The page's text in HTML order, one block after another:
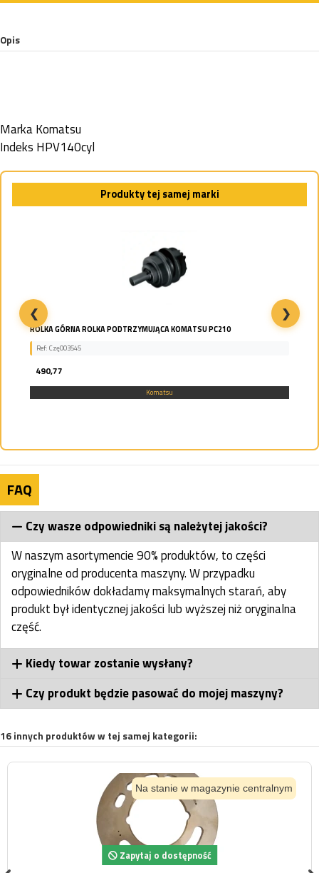
Opis
MarkaKomatsu
Indeks HPV140cyl
Produkty tej samej marki
ROLKA GÓRNA ROLKA PODTRZYMUJĄCA KOMATSU PC210
Ref: Czę003545
490,77
Komatsu
❮ ❯
FAQ
Czy wasze odpowiedniki są należytej jakości?
W naszym asortymencie 90% produktów, to części
oryginalne od producenta maszyny. W przypadku
odpowiedników dokładamy maksymalnych starań, aby
produkt był identycznej jakości lub wyższej niż oryginalna
część.
Kiedy towar zostanie wysłany?
Czy produkt będzie pasować do mojej maszyny?
16 innych produktów w tej samej kategorii:
Na stanie w magazynie centralnym
Zapytaj o dostępność